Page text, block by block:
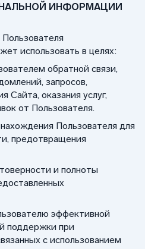
ИНФОРМАЦИИ
использовать в целях:
обратной связи,
запросов,
Сайта, оказания услуг,
от Пользователя.
Пользователя для
предотвращения
и полноты
эффективной
поддержки при
с использованием